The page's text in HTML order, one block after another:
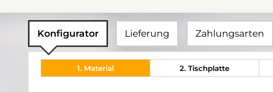
Konfigurator Lieferung Zahlungsarten
1. Material 2. Tischplatte